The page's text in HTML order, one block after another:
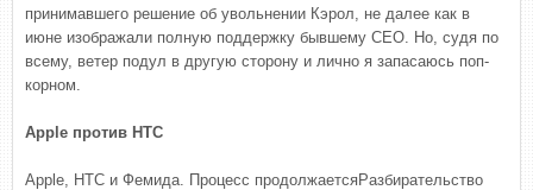
принимавшего решение об увольнении Кэрол, не далее как в
июне изображали полную поддержку бывшему CEO. Но, судя по
всему, ветер подул в другую сторону и лично я запасаюсь поп-
корном.
Apple против HTC
Apple, HTC и Фемида. Процесс продолжаетсяРазбирательство